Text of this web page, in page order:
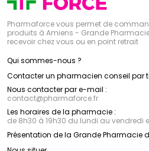
Pharmaforce vous permet de
produits à Amiens - Grande
recevoir chez vous ou en point retrait
Qui sommes-nous ?
Contacter un pharmacien conseil par
Nous contacter par e-mail :
contact@pharmaforce.fr
Les horaires de la pharmacie :
de 8h30 à 19h30 du lundi au vendredi
Présentation de la Grande Pharmacie